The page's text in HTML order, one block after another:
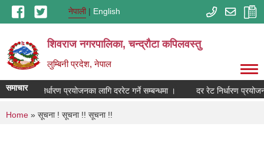
Skip to main contentनेपाली English
शिवराज नगरपालिका, चन्द्राैटा कपिलवस्तु
लुम्बिनी प्रदेश, नेपाल
समाचारदर रेट निर्धारण प्रयोजनका लागि दररेट गर्ने सम्बन्धमा । दर रेट निर्धारण
You are here
Home » सूचना ! सूचना !! सूचना !!